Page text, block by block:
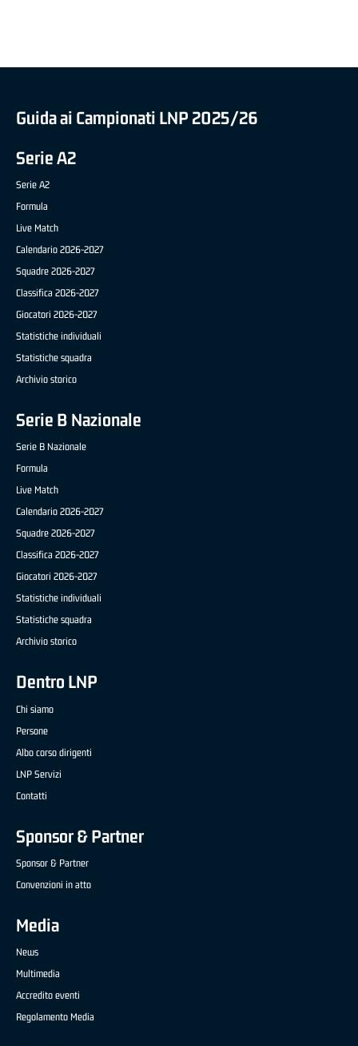
Guida ai Campionati LNP 2025/26
Serie A2
Serie A2
Formula
Live Match
Calendario 2026-2027
Squadre 2026-2027
Classifica 2026-2027
Giocatori 2026-2027
Statistiche individuali
Statistiche squadra
Archivio storico
Serie B Nazionale
Serie B Nazionale
Formula
Live Match
Calendario 2026-2027
Squadre 2026-2027
Classifica 2026-2027
Giocatori 2026-2027
Statistiche individuali
Statistiche squadra
Archivio storico
Dentro LNP
Chi siamo
Persone
Albo corso dirigenti
LNP Servizi
Contatti
Sponsor & Partner
Sponsor & Partner
Convenzioni in atto
Media
News
Multimedia
Accredito eventi
Regolamento Media